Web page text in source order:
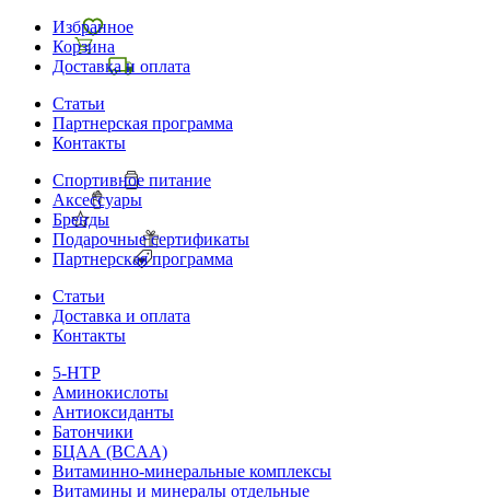
Избранное
Корзина
Доставка и оплата
Статьи
Партнерская программа
Контакты
Спортивное питание
Аксессуары
Бренды
Подарочные сертификаты
Партнерская программа
Статьи
Доставка и оплата
Контакты
5-HTP
Аминокислоты
Антиоксиданты
Батончики
БЦАА (BCAA)
Витаминно-минеральные комплексы
Витамины и минералы отдельные